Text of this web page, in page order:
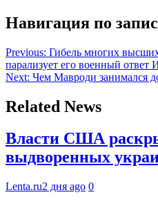
Навигация по
Previous: Гибель многих
парализует его военный ответ
Next: Чем Мавроди занимался
Related News
Власти США
выдворенных
Lenta.ru2 дня ago 0